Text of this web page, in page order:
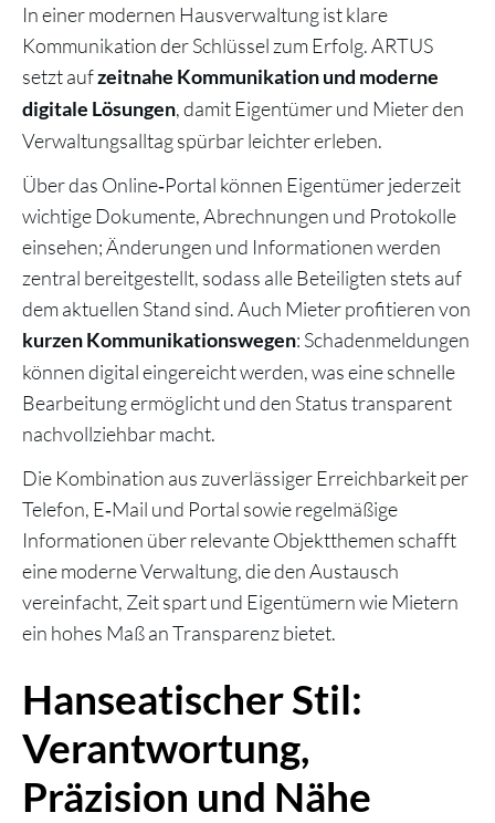
In einer modernen Hausverwaltung ist klare
Kommunikation der Schlüssel zum Erfolg. ARTUS
setzt aufzeitnahe Kommunikation und moderne
digitale Lösungen, damit Eigentümer und Mieter den
Verwaltungsalltag spürbar leichter erleben.
Über das Online‑Portal können Eigentümer jederzeit
wichtige Dokumente, Abrechnungen und Protokolle
einsehen; Änderungen und Informationen werden
zentral bereitgestellt, sodass alle Beteiligten stets auf
dem aktuellen Stand sind. Auch Mieter profitieren von
kurzen Kommunikationswegen: Schadenmeldungen
können digital eingereicht werden, was eine schnelle
Bearbeitung ermöglicht und den Status transparent
nachvollziehbar macht.
Die Kombination aus zuverlässiger Erreichbarkeit per
Telefon, E‑Mail und Portal sowie regelmäßige
Informationen über relevante Objektthemen schafft
eine moderne Verwaltung, die den Austausch
vereinfacht, Zeit spart und Eigentümern wie Mietern
ein hohes Maß an Transparenz bietet.
Hanseatischer Stil:
Verantwortung,
Präzision und Nähe